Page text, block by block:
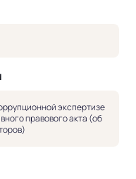
экспертизе
правового акта (об